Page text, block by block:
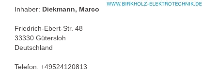
Inhaber: Diekmann, Marco
Friedrich-Ebert-Str. 48
33330 Gütersloh
Deutschland
Telefon: +49524120813